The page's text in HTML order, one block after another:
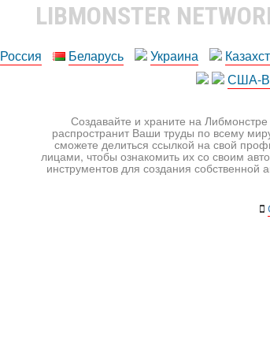
LIBMONSTER
Россия Беларусь Украина
США-
Создавайте и храните на
распространит Ваши труды по всему
сможете делиться ссылкой на свой
лицами, чтобы ознакомить их со своим
инструментов для создания собственной